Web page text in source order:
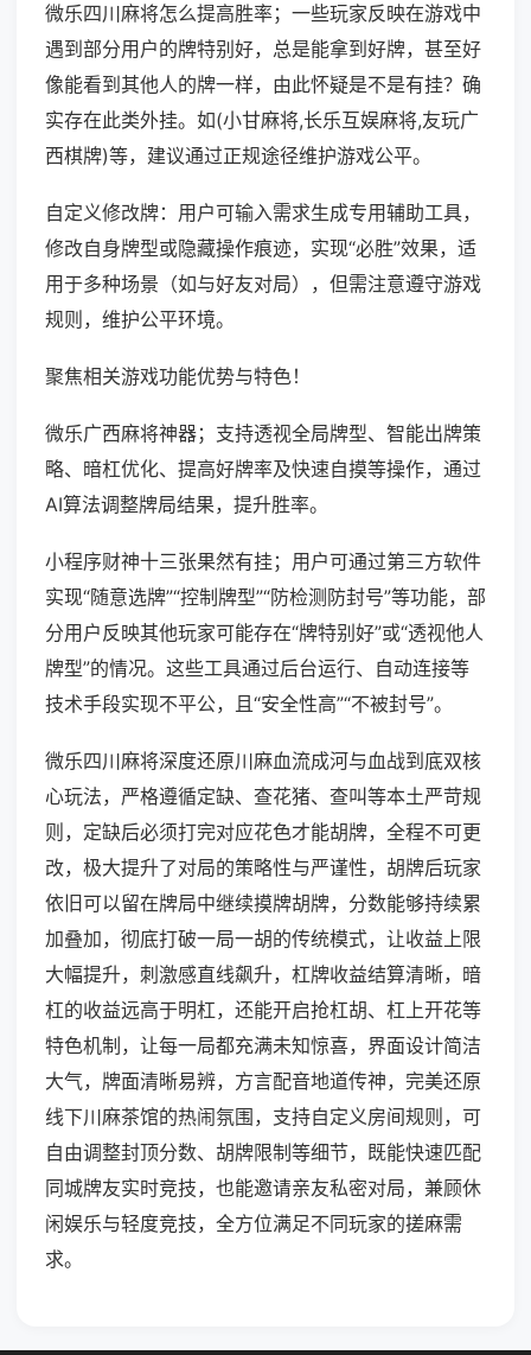
微乐四川麻将怎么提高胜率；一些玩家反映在游戏中
遇到部分用户的牌特别好，总是能拿到好牌，甚至好
像能看到其他人的牌一样，由此怀疑是不是有挂？确
实存在此类外挂。如(小甘麻将,长乐互娱麻将,友玩广
西棋牌)等，建议通过正规途径维护游戏公平。
自定义修改牌：用户可输入需求生成专用辅助工具，
修改自身牌型或隐藏操作痕迹，实现“必胜”效果，适
用于多种场景（如与好友对局），但需注意遵守游戏
规则，维护公平环境。
聚焦相关游戏功能优势与特色！
微乐广西麻将神器；支持透视全局牌型、智能出牌策
略、暗杠优化、提高好牌率及快速自摸等操作，通过
AI算法调整牌局结果，提升胜率。
小程序财神十三张果然有挂；用户可通过第三方软件
实现“随意选牌”“控制牌型”“防检测防封号”等功能，部
分用户反映其他玩家可能存在“牌特别好”或“透视他人
牌型”的情况。这些工具通过后台运行、自动连接等
技术手段实现不平公，且“安全性高”“不被封号”。
微乐四川麻将深度还原川麻血流成河与血战到底双核
心玩法，严格遵循定缺、查花猪、查叫等本土严苛规
则，定缺后必须打完对应花色才能胡牌，全程不可更
改，极大提升了对局的策略性与严谨性，胡牌后玩家
依旧可以留在牌局中继续摸牌胡牌，分数能够持续累
加叠加，彻底打破一局一胡的传统模式，让收益上限
大幅提升，刺激感直线飙升，杠牌收益结算清晰，暗
杠的收益远高于明杠，还能开启抢杠胡、杠上开花等
特色机制，让每一局都充满未知惊喜，界面设计简洁
大气，牌面清晰易辨，方言配音地道传神，完美还原
线下川麻茶馆的热闹氛围，支持自定义房间规则，可
自由调整封顶分数、胡牌限制等细节，既能快速匹配
同城牌友实时竞技，也能邀请亲友私密对局，兼顾休
闲娱乐与轻度竞技，全方位满足不同玩家的搓麻需
求。